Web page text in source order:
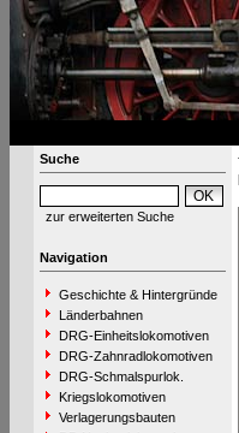
Suche
zur erweiterten Suche
Navigation
Geschichte & Hintergründe
Länderbahnen
DRG-Einheitslokomotiven
DRG-Zahnradlokomotiven
DRG-Schmalspurlok.
Kriegslokomotiven
Verlagerungsbauten